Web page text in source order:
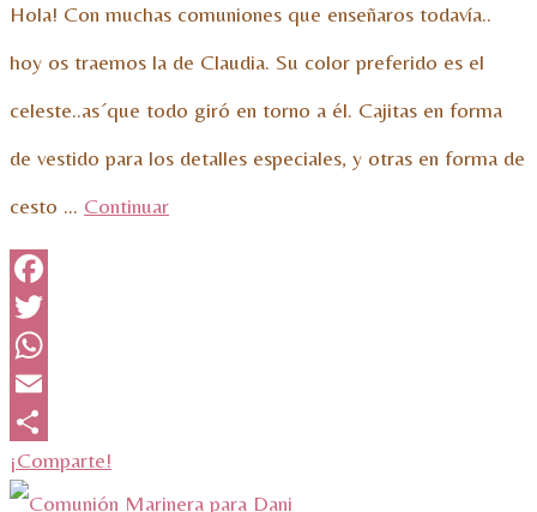
Hola! Con muchas comuniones que enseñaros todavía..
hoy os traemos la de Claudia. Su color preferido es el
celeste..as´que todo giró en torno a él. Cajitas en forma
de vestido para los detalles especiales, y otras en forma de
cesto … Continuar
Facebook
Twitter
WhatsApp
Email
¡Comparte!